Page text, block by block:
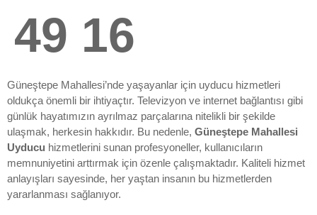
49 16
Güneştepe Mahallesi’nde yaşayanlar için uyducu hizmetleri
oldukça önemli bir ihtiyaçtır. Televizyon ve internet bağlantısı gibi
günlük hayatımızın ayrılmaz parçalarına nitelikli bir şekilde
ulaşmak, herkesin hakkıdır. Bu nedenle, Güneştepe Mahallesi
Uyducu hizmetlerini sunan profesyoneller, kullanıcıların
memnuniyetini arttırmak için özenle çalışmaktadır. Kaliteli hizmet
anlayışları sayesinde, her yaştan insanın bu hizmetlerden
yararlanması sağlanıyor.